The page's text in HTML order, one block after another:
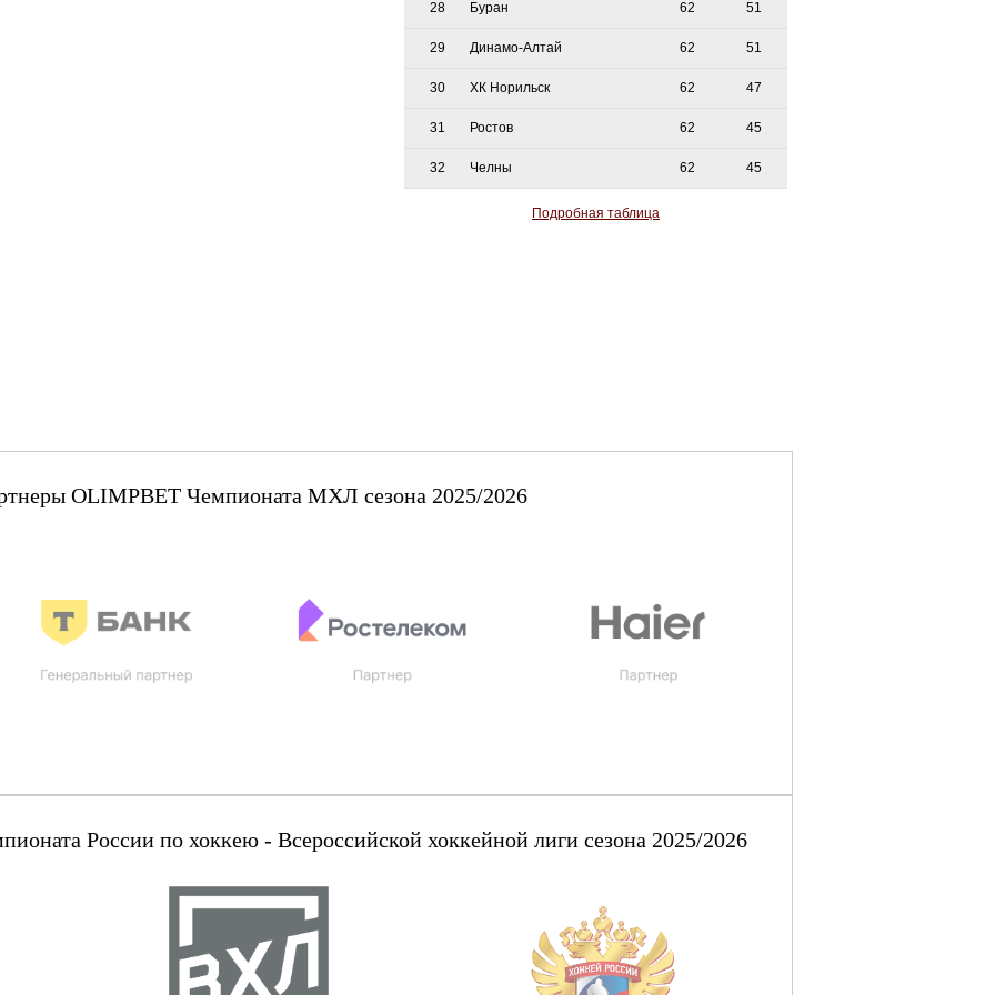
28 Буран 62 51
29 Динамо-Алтай 62 51
30 ХК Норильск 62 47
31 Ростов 62 45
32 Челны 62 45
Подробная таблица
OLIMPBET Чемпионата МХЛ сезона 2025/2026
России по хоккею - Всероссийской хоккейной лиги сезона 2025/2026